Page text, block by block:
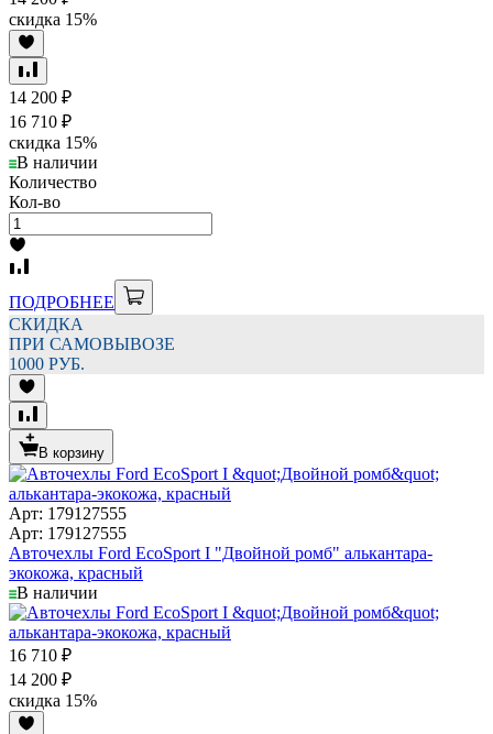
скидка 15%
14 200 ₽
16 710 ₽
скидка 15%
В наличии
Количество
Кол-во
ПОДРОБНЕЕ
СКИДКА
ПРИ САМОВЫВОЗЕ
1000 РУБ.
В корзину
Арт: 179127555
Арт: 179127555
Авточехлы Ford EcoSport I "Двойной ромб" алькантара-
экокожа, красный
В наличии
16 710 ₽
14 200 ₽
скидка 15%